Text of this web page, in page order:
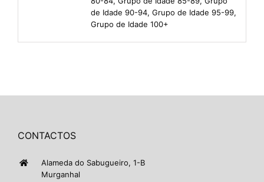
de Idade 90-94, Grupo de Idade 95-99,
Grupo de Idade 100+
CONTACTOS
Alameda do Sabugueiro, 1-B
Murganhal